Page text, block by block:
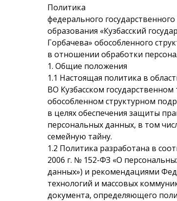
Политика
федерального
образования «Кузбасский
Горбачева» обособленного
в отношении обработки
1. Общие положения
1.1 Настоящая политика в
ВО Кузбасском
обособленном структурном
в целях обеспечения защиты
персональных данных, в том
семейную тайну.
1.2 Политика разработана в
2006 г. № 152-ФЗ «О
данных») и рекомендациями
технологий и массовых
документа, определяющего